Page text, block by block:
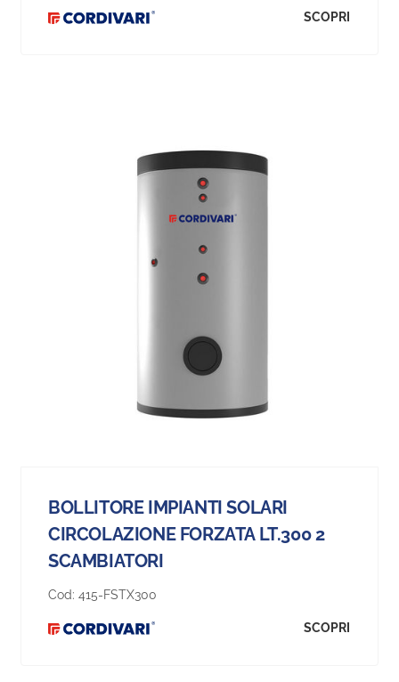
SCOPRI
BOLLITORE IMPIANTI SOLARI
CIRCOLAZIONE FORZATA LT.300 2
SCAMBIATORI
Cod: 415-FSTX300
SCOPRI